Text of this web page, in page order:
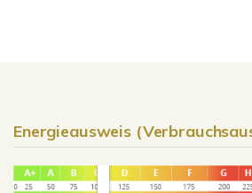
Energieausweis